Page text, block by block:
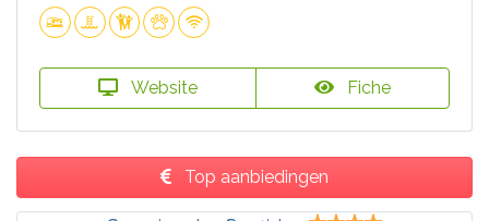
Website Fiche
Top aanbiedingen